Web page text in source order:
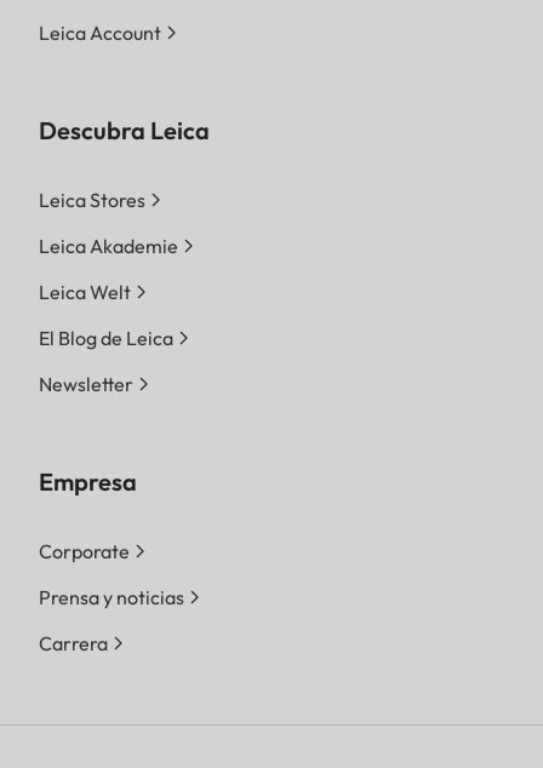
Leica Account
Descubra Leica
Leica Stores
Leica Akademie
Leica Welt
El Blog de Leica
Newsletter
Empresa
Corporate
Prensa y noticias
Carrera